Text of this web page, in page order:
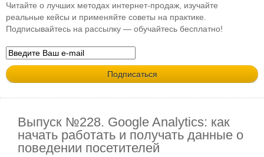
Читайте о лучших методах интернет-продаж, изучайте
реальные кейсы и применяйте советы на практике.
Подписывайтесь на рассылку — обучайтесь бесплатно!
Выпуск №228. Google Analytics: как
начать работать и получать данные о
поведении посетителей